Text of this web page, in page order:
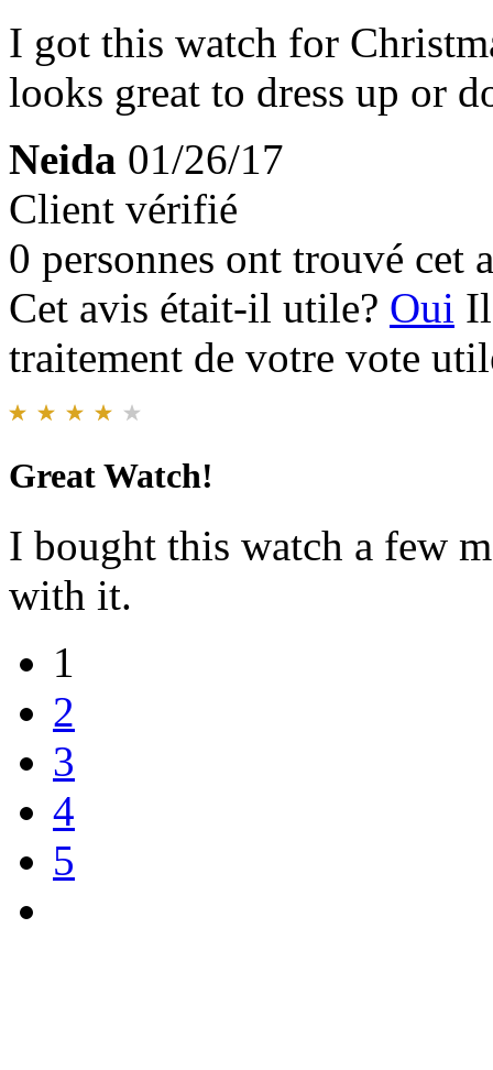
I got this watch for
looks great to dress up or
Neida 01/26/17
Client vérifié
0 personnes ont trouvé cet
Cet avis était-il utile? Oui
traitement de votre vote
Great Watch!
I bought this watch a few
with it.
1
2
3
4
5